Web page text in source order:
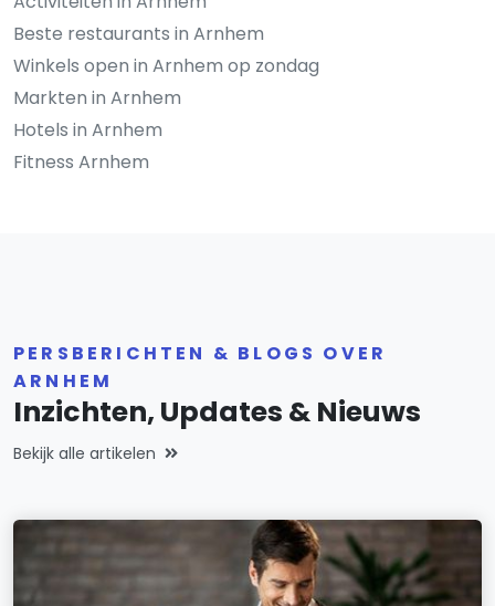
Beste restaurants in Arnhem
Winkels open in Arnhem op zondag
Markten in Arnhem
Hotels in Arnhem
Fitness Arnhem
PERSBERICHTEN & BLOGS OVER
ARNHEM
Inzichten, Updates & Nieuws
Bekijk alle artikelen